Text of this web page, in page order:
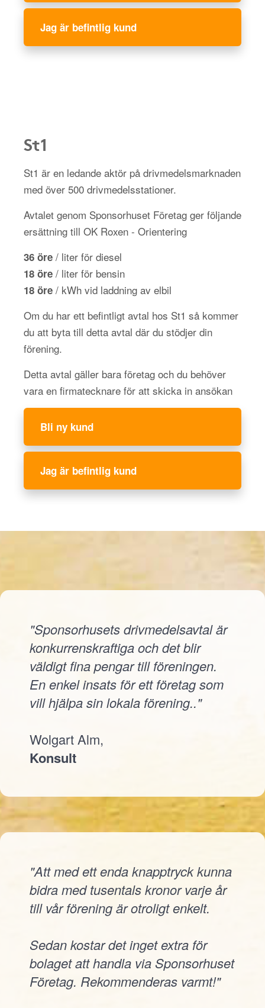
Jag är befintlig kund
St1
St1 är en ledande aktör på drivmedelsmarknaden
med över 500 drivmedelsstationer.
Avtalet genom Sponsorhuset Företag ger följande
ersättning till OK Roxen - Orientering
36 öre / liter för diesel
18 öre / liter för bensin
18 öre / kWh vid laddning av elbil
Om du har ett befintligt avtal hos St1 så kommer
du att byta till detta avtal där du stödjer din
förening.
Detta avtal gäller bara företag och du behöver
vara en firmatecknare för att skicka in ansökan
Bli ny kund
Jag är befintlig kund
"Sponsorhusets drivmedelsavtal är
konkurrenskraftiga och det blir
väldigt fina pengar till föreningen.
En enkel insats för ett företag som
vill hjälpa sin lokala förening.."
Wolgart Alm,
Konsult
"Att med ett enda knapptryck kunna
bidra med tusentals kronor varje år
till vår förening är otroligt enkelt.
Sedan kostar det inget extra för
bolaget att handla via Sponsorhuset
Företag. Rekommenderas varmt!"